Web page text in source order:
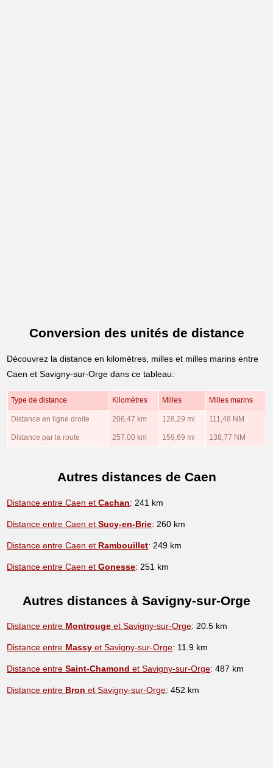
Conversion des unités de distance
Découvrez la distance en kilomètres, milles et milles marins entre
Caen et Savigny-sur-Orge dans ce tableau:
Type de distance Kilomètres Milles Milles marins
Distance en ligne droite 206,47 km 128,29 mi 111,48 NM
Distance par la route 257,00 km 159,69 mi 138,77 NM
Autres distances de Caen
Distance entre Caen etCachan: 241 km
Distance entre Caen etSucy-en-Brie: 260 km
Distance entre Caen et Rambouillet: 249 km
Distance entre Caen etGonesse: 251 km
Autres distances à Savigny-sur-Orge
Distance entre Montrouge et Savigny-sur-Orge: 20.5 km
Distance entre Massy et Savigny-sur-Orge: 11.9 km
Distance entreSaint-Chamond et Savigny-sur-Orge: 487 km
Distance entre Bron et Savigny-sur-Orge: 452 km